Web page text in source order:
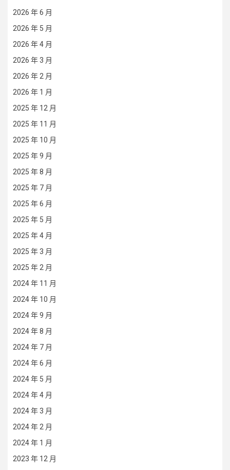
2026 年 6 月
2026 年 5 月
2026 年 4 月
2026 年 3 月
2026 年 2 月
2026 年 1 月
2025 年 12 月
2025 年 11 月
2025 年 10 月
2025 年 9 月
2025 年 8 月
2025 年 7 月
2025 年 6 月
2025 年 5 月
2025 年 4 月
2025 年 3 月
2025 年 2 月
2024 年 11 月
2024 年 10 月
2024 年 9 月
2024 年 8 月
2024 年 7 月
2024 年 6 月
2024 年 5 月
2024 年 4 月
2024 年 3 月
2024 年 2 月
2024 年 1 月
2023 年 12 月